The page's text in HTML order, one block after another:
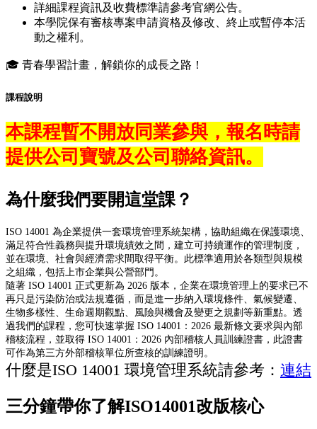
詳細課程資訊及收費標準請參考官網公告。
本學院保有審核專案申請資格及修改、終止或暫停本活
動之權利。
🎓 青春學習計畫，解鎖你的成長之路！
課程說明
本課程暫不開放同業參與，報名時請
提供公司寶號及公司聯絡資訊。
為什麼我們要開這堂課？
ISO 14001 為企業提供一套環境管理系統架構，協助組織在保護環境、
滿足符合性義務與提升環境績效之間，建立可持續運作的管理制度，
並在環境、社會與經濟需求間取得平衡。此標準適用於各類型與規模
之組織，包括上市企業與公營部門。
隨著 ISO 14001 正式更新為 2026 版本，企業在環境管理上的要求已不
再只是污染防治或法規遵循，而是進一步納入環境條件、氣候變遷、
生物多樣性、生命週期觀點、風險與機會及變更之規劃等新重點。透
過我們的課程，您可快速掌握 ISO 14001：2026 最新條文要求與內部
稽核流程，並取得 ISO 14001：2026 內部稽核人員訓練證書，此證書
可作為第三方外部稽核單位所查核的訓練證明。
什麼是ISO 14001 環境管理系統請參考： 連結
三分鐘帶你了解ISO14001改版核心